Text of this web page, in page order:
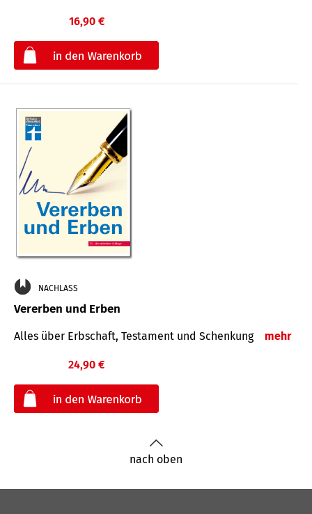
16,90 €
NACHLASS
Vererben und Erben
Alles über Erbschaft, Testament und Schenkung mehr
24,90 €
nach oben